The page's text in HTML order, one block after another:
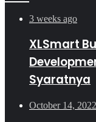
3 weeks ago
XLSmart
Syaratnya
October 14, 2022